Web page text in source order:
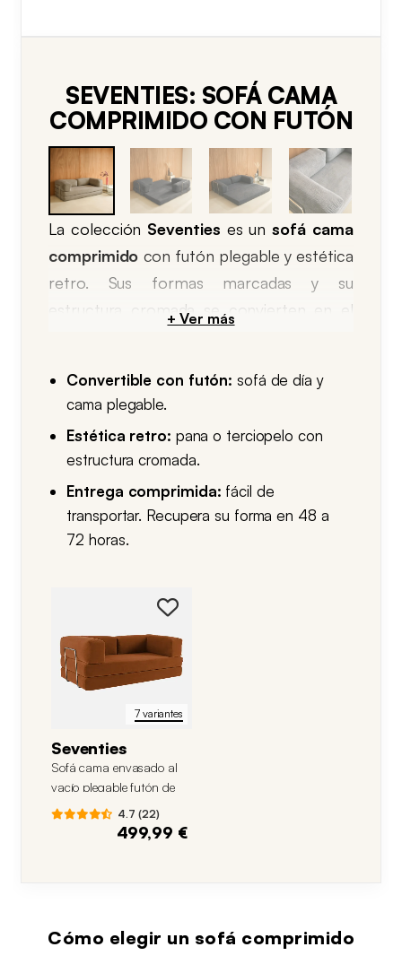
SEVENTIES: SOFÁ CAMA
COMPRIMIDO CON FUTÓN
La colección Seventies es unsofá cama
comprimido con futón plegable y estética
retro. Sus formas marcadas y su
estructura cromada se convierten en el
llega en unsofá en caja.
Se presenta en 3 plazas, con tejido en
pana o terciopelo y estructura cromada.
Pasa de sofá a futón de forma sencilla y
llega comprimido al vacío para facilitar su
transporte. Recupera su forma una vez
Convertible con futón: sofá de día y
cama plegable.
Estética retro: pana o terciopelo con
estructura cromada.
Entrega comprimida: fácil de
transportar. Recupera su forma en 48 a
72 horas.
7 variantes
Seventies
Sofá cama envasado al
vacío plegable futón de
pana con estructura
cromada, 2-3 plazas
4.7 (22)
499,99 €
Cómo elegir un sofá comprimido